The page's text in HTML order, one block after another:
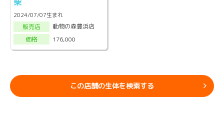
2024/07/07生まれ
販売店
動物の森豊浜店
価格
176,000
この店舗の生体を検索する